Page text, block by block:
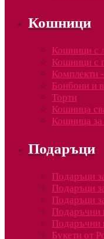
Кошници
Кошници с
Кошници с
Комплекти
Бонбони и
Торти
Кошница
Кошница
Подаръци
Подаръци
Подаръци
Подаръци
Подаръчни
Подаръчни
Букети от